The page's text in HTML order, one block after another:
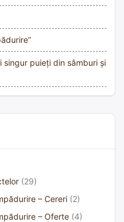
singur puieți din sâmburi și
(29)
– Cereri (2)
– Oferte (4)